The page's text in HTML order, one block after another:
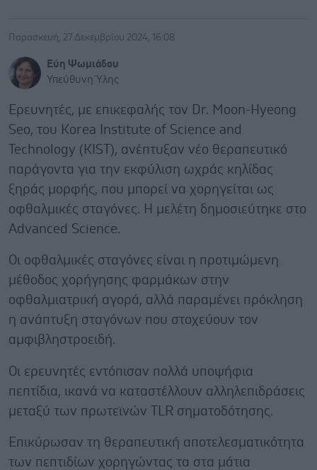
Παρασκευή, 27 Δεκεμβρίου 2024, 16:08
Εύη Ψωμιάδου
Υπεύθυνη Ύλης
Ερευνητές, με επικεφαλής τον Dr. Moon-Hyeong
Seo, του Korea Institute of Science and
Technology (KIST), ανέπτυξαν νέο θεραπευτικό
παράγοντα για την εκφύλιση ωχράς κηλίδας
ξηράς μορφής, που μπορεί να χορηγείται ως
οφθαλμικές σταγόνες. Η μελέτη δημοσιεύτηκε στο
Advanced Science.
Οι οφθαλμικές σταγόνες είναι η προτιμώμενη
μέθοδος χορήγησης φαρμάκων στην
οφθαλμιατρική αγορά, αλλά παραμένει πρόκληση
η ανάπτυξη σταγόνων που στοχεύουν τον
αμφιβληστροειδή.
Οι ερευνητές εντόπισαν πολλά υποψήφια
πεπτίδια, ικανά να καταστέλλουν αλληλεπιδράσεις
μεταξύ των πρωτεϊνών TLR σηματοδότησης.
Επικύρωσαν τη θεραπευτική αποτελεσματικότητα
των πεπτιδίων χορηγώντας τα στα μάτια